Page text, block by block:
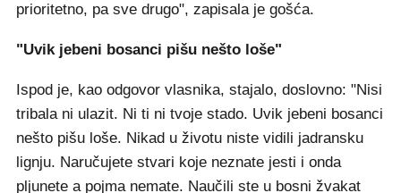
prioritetno, pa sve drugo", zapisala je gošća.
"Uvik jebeni bosanci pišu nešto loše"
Ispod je, kao odgovor vlasnika, stajalo, doslovno: "Nisi
tribala ni ulazit. Ni ti ni tvoje stado. Uvik jebeni bosanci
nešto pišu loše. Nikad u životu niste vidili jadransku
lignju. Naručujete stvari koje neznate jesti i onda
pljunete a pojma nemate. Naučili ste u bosni žvakat